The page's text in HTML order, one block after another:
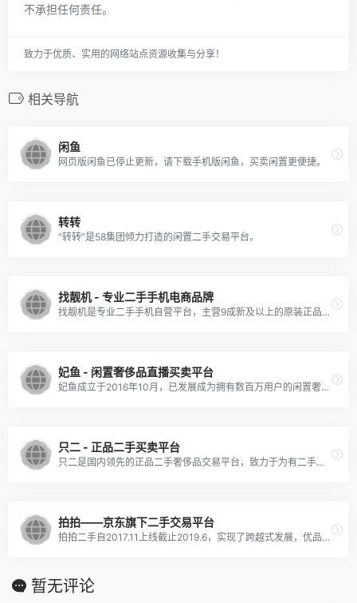
不承担任何责任。
致力于优质、实用的网络站点资源收集与分享！
相关导航
闲鱼
网页版闲鱼已停止更新，请下载手机版闲鱼，买卖闲置更便捷。
转转
“转转”是58集团倾力打造的闲置二手交易平台。
找靓机 - 专业二手手机电商品牌
找靓机是专业二手手机自营平台，主营9成新及以上的原装正品二手手机、平板电脑、笔记本电脑以及3C配件等数码产品。
妃鱼 - 闲置奢侈品直播买卖平台
妃鱼成立于2016年10月，已发展成为拥有数百万用户的闲置奢侈品直播品牌。提供奢侈品购买、寄卖和回收等服务。商品类目涉及奢侈品包包、手表、珠宝等，闲置奢侈品库存超5万件。
只二 - 正品二手买卖平台
只二是国内领先的正品二手奢侈品交易平台，致力于为有二手奢侈品买卖需求的用户，提供专业、便捷、省心的「全链路服务」。只二从2015年成立之初，就把「服务」作为我们的初心和方向。我们不断完善平台服务体系，...
拍拍——京东旗下二手交易平台
拍拍二手自2017.11上线截止2019.6，实现了跨越式发展，优品的月销售额增长达9683%，覆盖252个品类数量，平台商家活跃数量超过2000家，7月平台业务同比增长87.15%。用户口碑方面，用户购买率高达98%，拍拍优品好评...
暂无评论